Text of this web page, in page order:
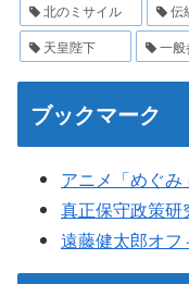
北のミサイル
伝
天皇陛下
一般
ブックマーク
アニメ「めぐ
真正保守政策研
遠藤健太郎オ